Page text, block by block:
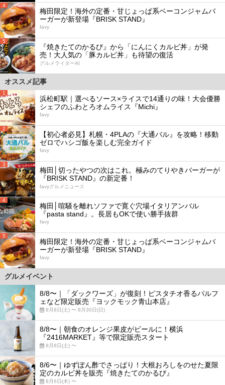
4
梅田限定！海外の定番・甘じょっぱ系ベーコンジャムバ
ーガーが新登場『BRISK STAND』
favy
5
『焼きたてのかるび』から「にんにくカルビ丼」が発
売！大人気の「豚カルビ丼」も待望の復活
グルメライターAI
オススメ記事
1
浜松町駅｜選べるソース×ライスで14通りの味！大会優勝
シェフのふわとろオムライス『Michi』
favy
2
【初心者必見】札幌・4PLAの『大通バル』を攻略！移動
ゼロでハシゴ飯を楽しむ完全ガイド
favy
3
梅田│切ったやつの次はこれ。極みのてりやきバーガーが
『BRISK STAND』の新定番！
favyグルメニュース
4
梅田│喧騒を離れソファで寛ぐ穴場イタリアンバル
『pasta stand』。長居もOKで使い勝手抜群
favy
5
梅田限定！海外の定番・甘じょっぱ系ベーコンジャムバ
ーガーが新登場『BRISK STAND』
favy
グルメイベント
8/8〜｜「ダックワーズ」が復刻！ピスタチオ香るパルフ
ェなど限定販売『ヨックモック青山本店』
8月8日(土) 〜 8月30日(日)
8/8〜｜朝食のオレンジ果皮がビールに！横浜
『2416MARKET』等で限定販売スタート
8月8日(土) 〜
8/6〜｜ゆずぽん酢でさっぱり！大根おろしをのせた夏限
定のカルビ丼を販売『焼きたてのかるび』
8月6日(木) 〜